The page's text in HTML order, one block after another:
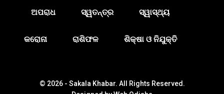
ଅପରାଧ ସ୍ୱତନ୍ତ୍ର ସ୍ୱାସ୍ଥ୍ୟ
କରୋନା ରାଶିଫଳ ଶିକ୍ଷା ଓ ନିଯୁକ୍ତି
© 2026 - Sakala Khabar. All Rights Reserved.